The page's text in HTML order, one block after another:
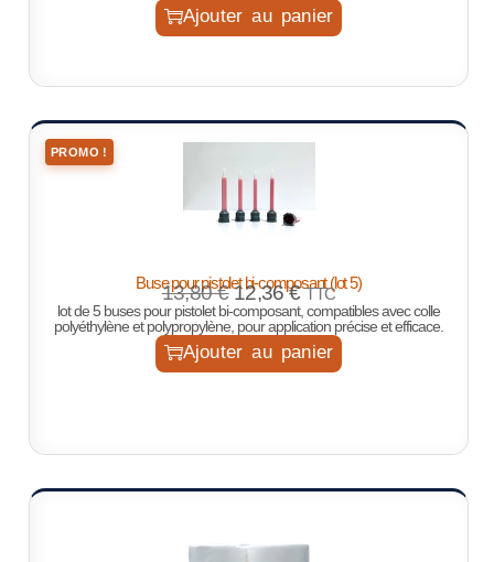
Ajouter au panier
PROMO !
Buse pour pistolet bi-composant (lot 5)
13,80€ 12,36€ TTC
lot de 5 buses pour pistolet bi-composant, compatibles avec colle
polyéthylène et polypropylène, pour application précise et efficace.
Ajouter au panier